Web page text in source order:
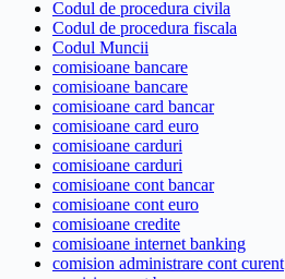
Codul de procedura civila
Codul de procedura fiscala
Codul Muncii
comisioane bancare
comisioane bancare
comisioane card bancar
comisioane card euro
comisioane carduri
comisioane carduri
comisioane cont bancar
comisioane cont euro
comisioane credite
comisioane internet banking
comision administrare cont curent